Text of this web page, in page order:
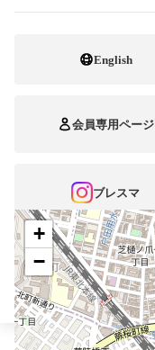
English
会員専用ページ
ブレスマ
+
−